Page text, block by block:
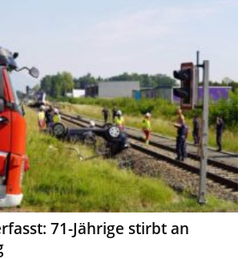
71-Jährige stirbt an